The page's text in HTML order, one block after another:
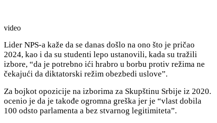
video
Lider NPS-a kaže da se danas došlo na ono što je pričao
2024, kao i da su studenti lepo ustanovili, kada su tražili
izbore, “da je potrebno ići hrabro u borbu protiv režima ne
čekajući da diktatorski režim obezbedi uslove”.
Za bojkot opozicije na izborima za Skupštinu Srbije iz 2020.
ocenio je da je takođe ogromna greška jer je “vlast dobila
100 odsto parlamenta a bez stvarnog legitimiteta”.